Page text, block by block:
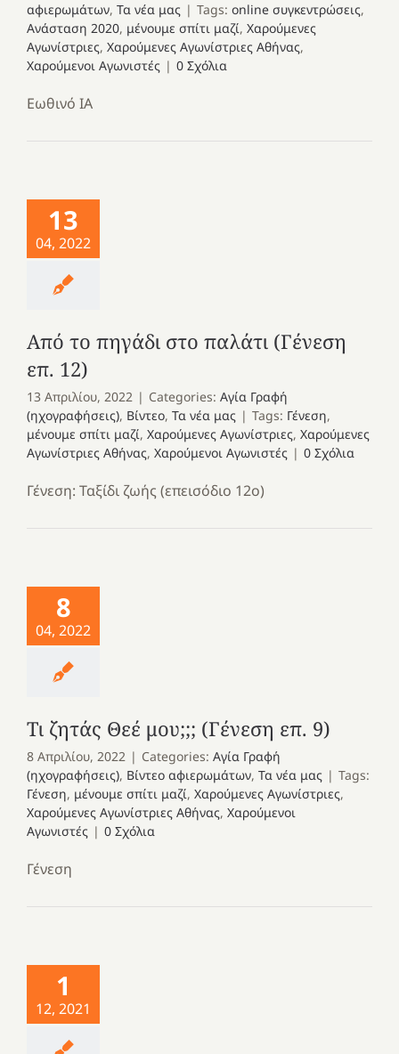
αφιερωμάτων, Τα νέα μας | Tags: online συγκεντρώσεις,
Ανάσταση 2020, μένουμε σπίτι μαζί, Χαρούμενες
Αγωνίστριες, Χαρούμενες Αγωνίστριες Αθήνας,
Χαρούμενοι Αγωνιστές | 0 Σχόλια
Εωθινό ΙΑ
13
04, 2022
Από το πηγάδι στο παλάτι (Γένεση
επ. 12)
13 Απριλίου, 2022 | Categories: Αγία Γραφή
(ηχογραφήσεις), Βίντεο, Τα νέα μας | Tags: Γένεση,
μένουμε σπίτι μαζί, Χαρούμενες Αγωνίστριες, Χαρούμενες
Αγωνίστριες Αθήνας, Χαρούμενοι Αγωνιστές | 0 Σχόλια
Γένεση: Ταξίδι ζωής (επεισόδιο 12ο)
8
04, 2022
Τι ζητάς Θεέ μου;;; (Γένεση επ. 9)
8 Απριλίου, 2022 | Categories: Αγία Γραφή
(ηχογραφήσεις), Βίντεο αφιερωμάτων, Τα νέα μας | Tags:
Γένεση, μένουμε σπίτι μαζί, Χαρούμενες Αγωνίστριες,
Χαρούμενες Αγωνίστριες Αθήνας, Χαρούμενοι
Αγωνιστές | 0 Σχόλια
Γένεση
1
12, 2021